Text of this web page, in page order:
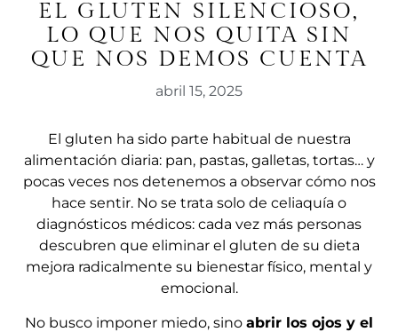
EL GLUTEN SILENCIOSO,
LO QUE NOS QUITA SIN
QUE NOS DEMOS CUENTA
abril 15, 2025
El gluten ha sido parte habitual de nuestra
alimentación diaria: pan, pastas, galletas, tortas… y
pocas veces nos detenemos a observar cómo nos
hace sentir. No se trata solo de celiaquía o
diagnósticos médicos: cada vez más personas
descubren que eliminar el gluten de su dieta
mejora radicalmente su bienestar físico, mental y
emocional.
No busco imponer miedo, sino abrir los ojos y el